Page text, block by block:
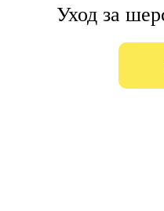
Уход за